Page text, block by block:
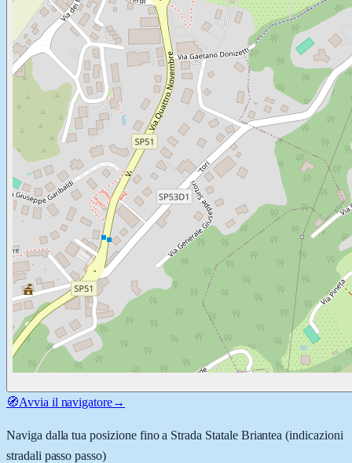
🧭Avvia il navigatore→
Naviga dalla tua posizione fino a Strada Statale Briantea (indicazioni
stradali passo passo)